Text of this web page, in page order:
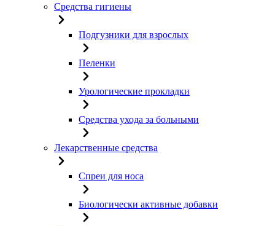
Средства гигиены
Подгузники для взрослых
Пеленки
Урологические прокладки
Средства ухода за больными
Лекарственные средства
Спреи для носа
Биологически активные добавки